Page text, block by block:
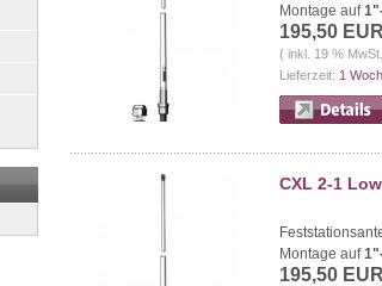
Montage auf
195,50 EUR
( inkl. 19 %
Lieferzeit: 1
CXL 2-1
Montage auf
195,50 EUR